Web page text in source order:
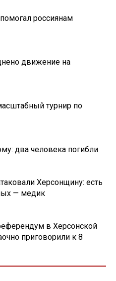
россиянам
движение на
турнир по
два человека погибли
Херсонщину: есть
— медик
в Херсонской
приговорили к 8